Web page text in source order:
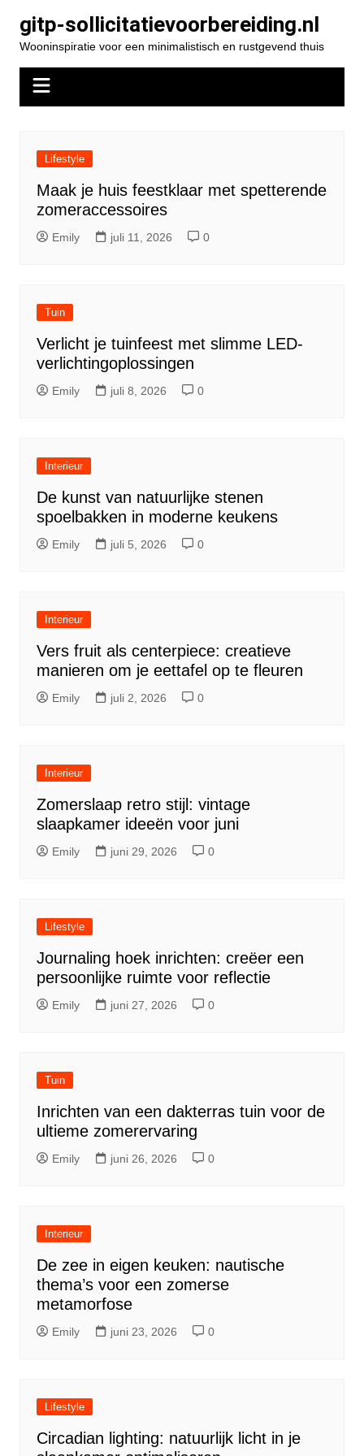
naar
inhoud
gitp-sollicitatievoorbereiding.nl
Wooninspiratie voor een minimalistisch en rustgevend thuis
Lifestyle
Maak je huis feestklaar met spetterende
zomeraccessoires
Emily juli 11, 2026 0
Tuin
Verlicht je tuinfeest met slimme LED-
verlichtingoplossingen
Emily juli 8, 2026 0
Interieur
De kunst van natuurlijke stenen
spoelbakken in moderne keukens
Emily juli 5, 2026 0
Interieur
Vers fruit als centerpiece: creatieve
manieren om je eettafel op te fleuren
Emily juli 2, 2026 0
Interieur
Zomerslaap retro stijl: vintage
slaapkamer ideeën voor juni
Emily juni 29, 2026 0
Lifestyle
Journaling hoek inrichten: creëer een
persoonlijke ruimte voor reflectie
Emily juni 27, 2026 0
Tuin
Inrichten van een dakterras tuin voor de
ultieme zomerervaring
Emily juni 26, 2026 0
Interieur
De zee in eigen keuken: nautische
thema’s voor een zomerse
metamorfose
Emily juni 23, 2026 0
Lifestyle
Circadian lighting: natuurlijk licht in je